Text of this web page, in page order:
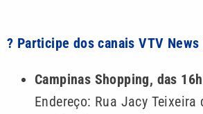
? Participe dos canais VTV News
Campinas Shopping, das
Endereço: Rua Jacy Teixeira